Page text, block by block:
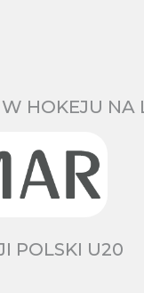
HOKEJU NA
POLSKI U20